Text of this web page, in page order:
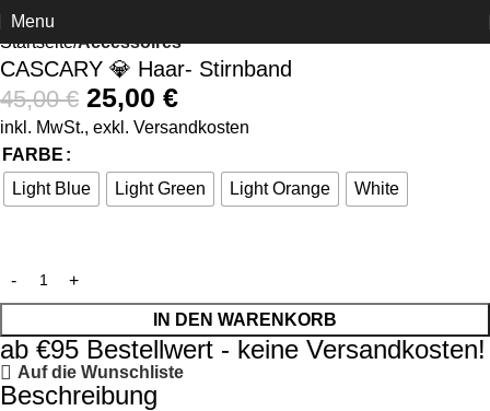
Menu
-44%
Startseite Accessoires
CASCARY 💎 Haar- Stirnband
45,00€ 25,00 €
inkl. MwSt., exkl. Versandkosten
FARBE
Light Blue
Light Green Light Orange White
IN DEN WARENKORB
ab €95 Bestellwert - keine Versandkosten!
Auf die Wunschliste
Beschreibung